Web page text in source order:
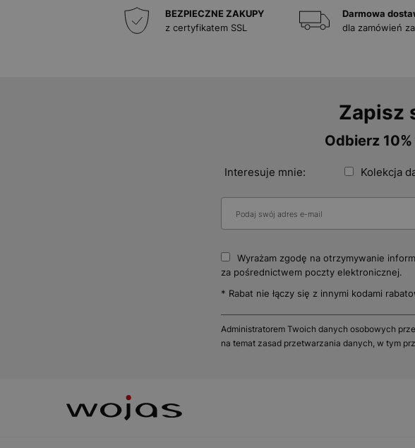
BEZPIECZNE ZAKUPY
z certyfikatem SSL
Darmowa
dla zamówień
Zapisz
Odbierz
Interesuje mnie: Kolekcja
Wyrażam zgodę na otrzymywanie
za pośrednictwem poczty elektronicznej.
* Rabat nie łączy się z innymi kodami
Administratorem Twoich danych osobowych
na temat zasad przetwarzania danych, w tym